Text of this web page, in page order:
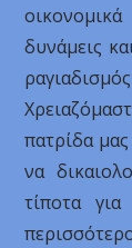
δυνάμεις
πατρίδα
να
τίποτα